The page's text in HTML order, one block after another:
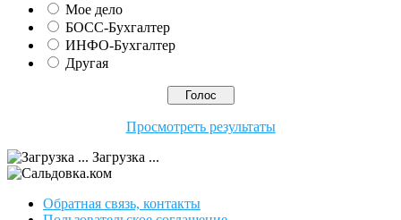
Мое дело
БОСС-Бухгалтер
ИНФО-Бухгалтер
Другая
Просмотреть результаты
Загрузка ...
Обратная связь, контакты